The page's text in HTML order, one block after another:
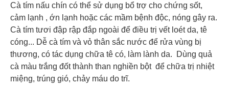
Cà tím nấu chín có thể sử dụng bổ trợ cho chứng sốt,
cảm lạnh , ớn lạnh hoặc các mầm bệnh độc, nóng gây ra.
Cà tím tươi đập rập đắp ngoài để điều trị vết loét da, tê
cóng... Dễ cà tím và vỏ thân sắc nước để rửa vùng bị
thương, có tác dụng chữa tê có, làm lành da. Dùng quả
cà màu trắng đốt thành than nghiền bột để chữa trị nhiệt
miệng, trúng gió, chảy máu do trĩ.